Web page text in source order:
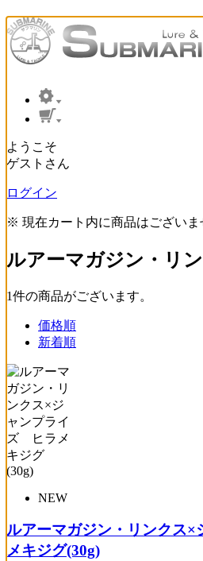
ようこそ
ゲストさん
ログイン
※ 現在カート内に商品はございま
ルアーマガジン・リ
1件の商品がございます。
価格順
新着順
NEW
ルアーマガジン・リンクス
メキジグ(30g)